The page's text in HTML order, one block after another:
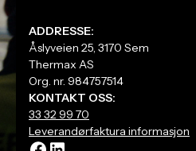
Etter signering sendes faktura
produktene leveres til avtalt tid.
Hvorfor vi gjør det slik:
Hver ordre håndteres manuelt
produkter, oppdaterte
priser og alltid kvalitetssikret
ADDRESSE:
Åslyveien 25, 3170 Sem
Thermax AS
Org. nr. 984757514
KONTAKT OSS:
33 32 99 70
Leverandørfaktura informasjon